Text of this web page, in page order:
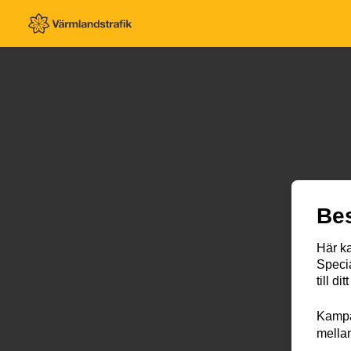
Här
till ditt